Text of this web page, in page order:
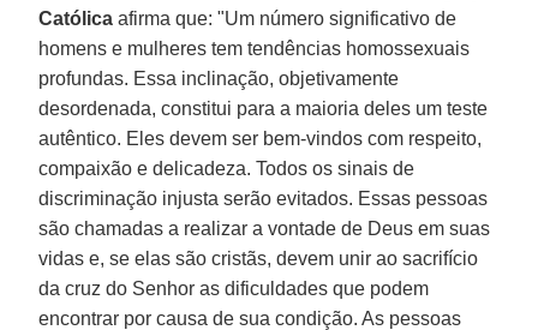
Católica afirma que: "Um número significativo de
homens e mulheres tem tendências homossexuais
profundas. Essa inclinação, objetivamente
desordenada, constitui para a maioria deles um teste
autêntico. Eles devem ser bem-vindos com respeito,
compaixão e delicadeza. Todos os sinais de
discriminação injusta serão evitados. Essas pessoas
são chamadas a realizar a vontade de Deus em suas
vidas e, se elas são cristãs, devem unir ao sacrifício
da cruz do Senhor as dificuldades que podem
encontrar por causa de sua condição. As pessoas